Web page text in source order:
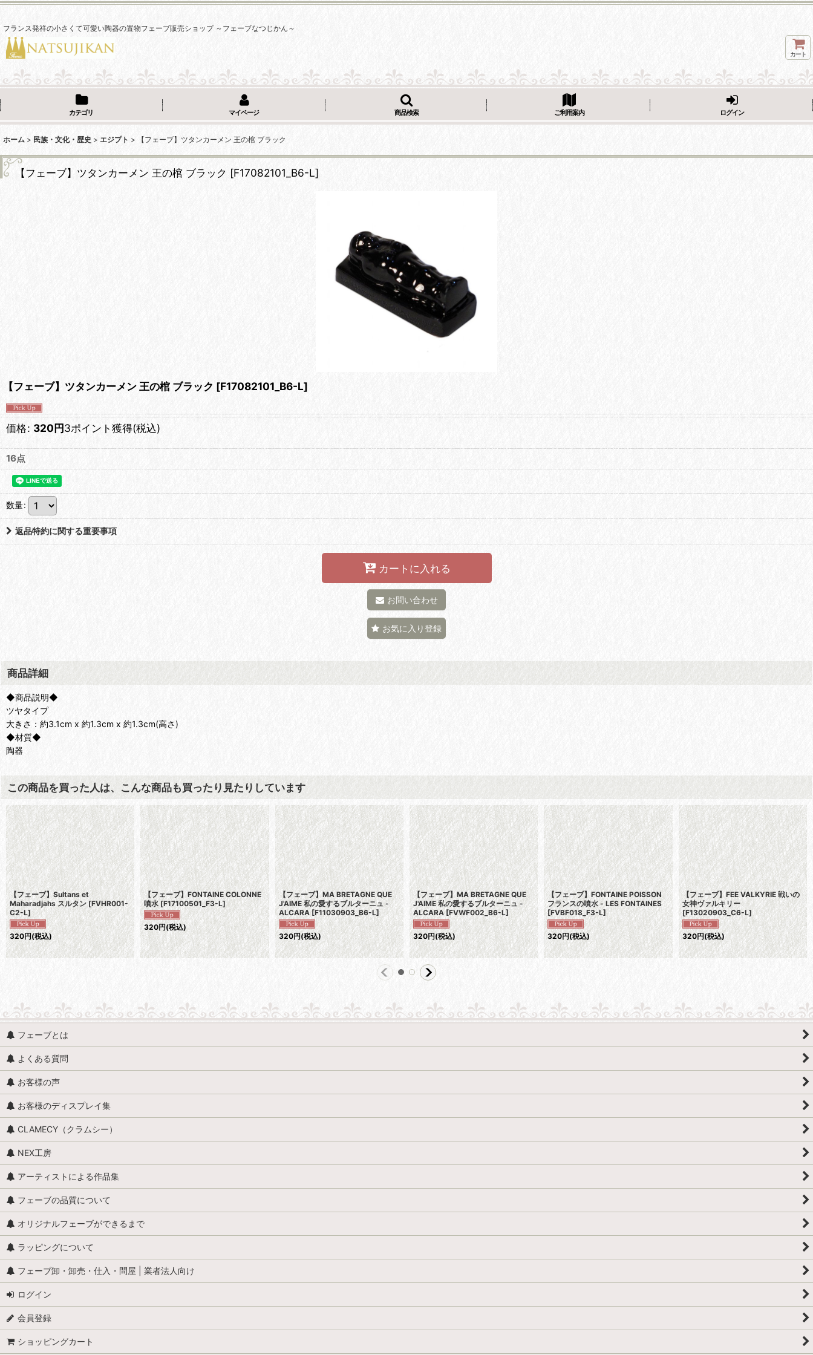
フランス発祥の小さくて可愛い陶器の置物フェーブ販売ショップ ～フェーブなつじかん～
カート
カテゴリ マイページ 商品検索 ご利用案内 ログイン
ホーム > 民族・文化・歴史 > エジプト > 【フェーブ】ツタンカーメン 王の棺 ブラック
【フェーブ】ツタンカーメン 王の棺 ブラック [F17082101_B6-L]
【フェーブ】ツタンカーメン 王の棺 ブラック [F17082101_B6-L]
価格: 320円3ポイント獲得(税込)
16点
数量:
返品特約に関する重要事項
カートに入れる
お問い合わせ
お気に入り登録
商品詳細
◆商品説明◆
ツヤタイプ
大きさ：約3.1cm x 約1.3cm x 約1.3cm(高さ)
◆材質◆
陶器
この商品を買った人は、こんな商品も買ったり見たりしています
【フェーブ】Sultans et
Maharadjahs スルタン [FVHR001-
C2-L]
320円(税込)
【フェーブ】FONTAINE COLONNE
噴水 [F17100501_F3-L]
320円(税込)
【フェーブ】MA BRETAGNE QUE
J'AIME 私の愛するブルターニュ -
ALCARA [F11030903_B6-L]
320円(税込)
【フェーブ】MA BRETAGNE QUE
J'AIME 私の愛するブルターニュ -
ALCARA [FVWF002_B6-L]
320円(税込)
【フェーブ】FONTAINE POISSON
フランスの噴水 - LES FONTAINES
[FVBF018_F3-L]
320円(税込)
【フェーブ】FEE VALKYRIE 戦いの
女神ヴァルキリー
[F13020903_C6-L]
320円(税込)
フェーブとは
よくある質問
お客様の声
お客様のディスプレイ集
CLAMECY（クラムシー）
NEX工房
アーティストによる作品集
フェーブの品質について
オリジナルフェーブができるまで
ラッピングについて
フェーブ卸・卸売・仕入・問屋 | 業者法人向け
ログイン
会員登録
ショッピングカート